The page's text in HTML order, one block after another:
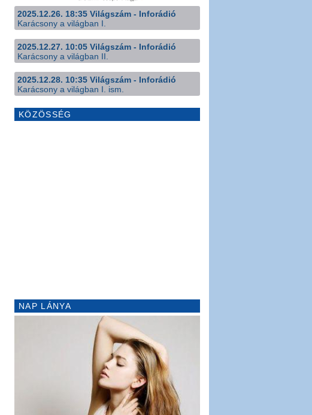
2025.12.26. 18:35 Világszám - Inforádió
Karácsony a világban I.
2025.12.27. 10:05 Világszám - Inforádió
Karácsony a világban II.
2025.12.28. 10:35 Világszám - Inforádió
Karácsony a világban I. ism.
KÖZÖSSÉG
NAP LÁNYA